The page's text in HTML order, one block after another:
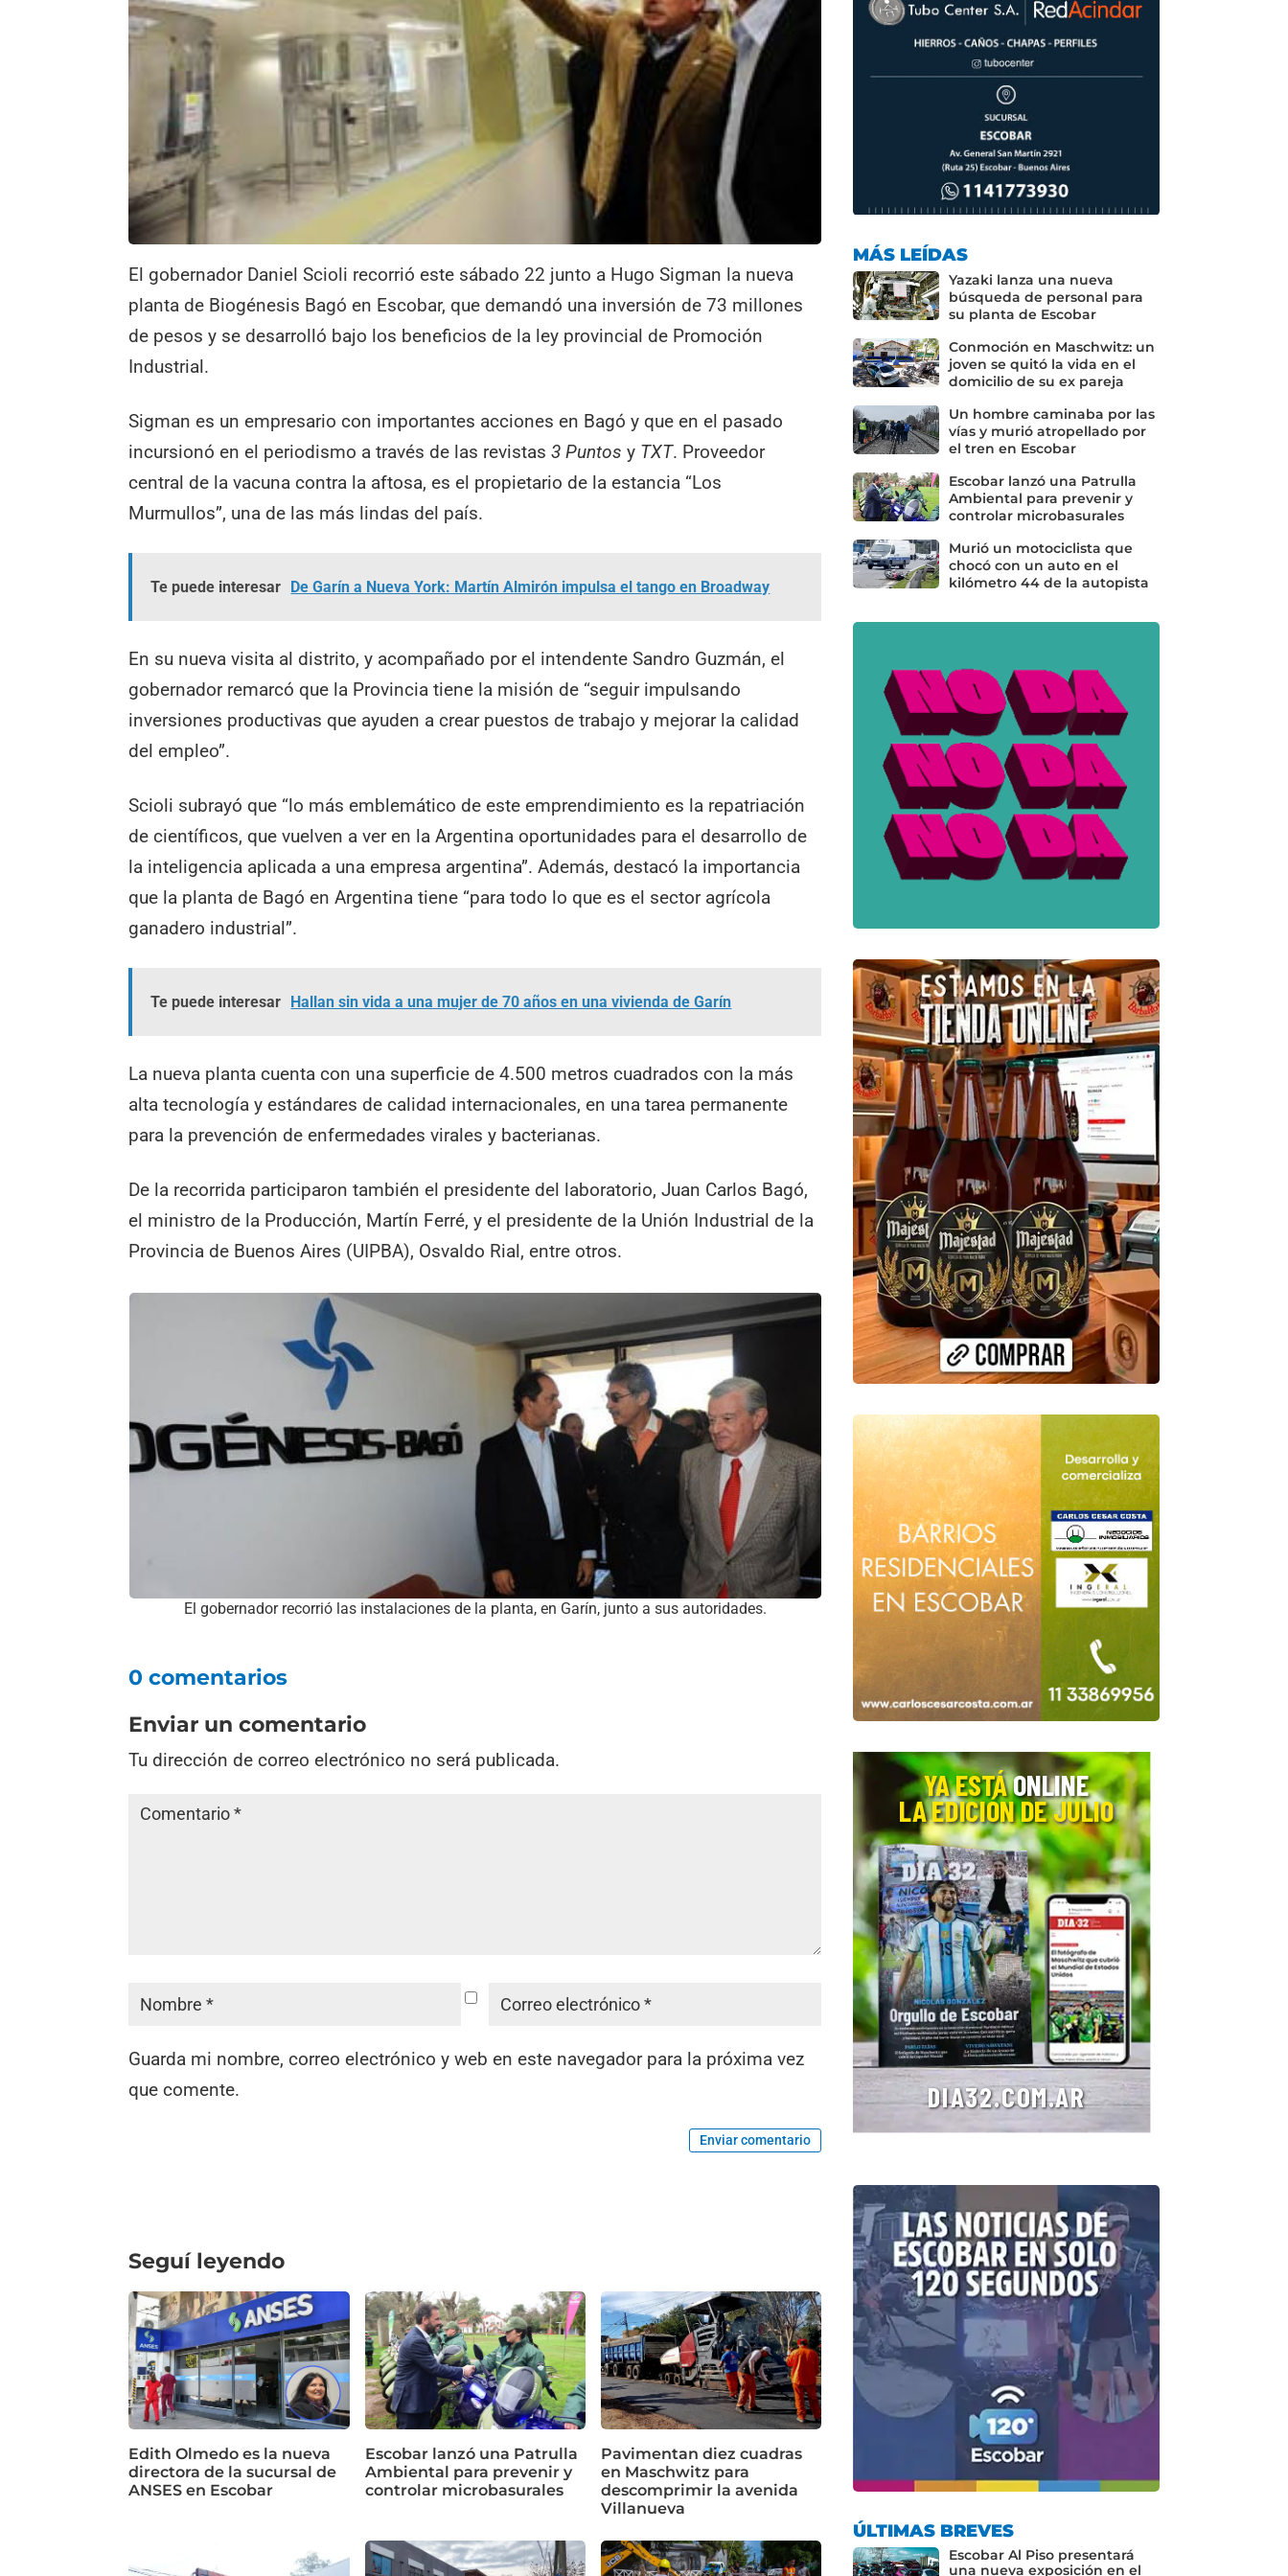
El gobernador Daniel Scioli recorrió este sábado 22 junto a Hugo Sigman la nueva
planta de Biogénesis Bagó en Escobar, que demandó una inversión de 73 millones
de pesos y se desarrolló bajo los beneficios de la ley provincial de Promoción
Industrial.
Sigman es un empresario con importantes acciones en Bagó y que en el pasado
incursionó en el periodismo a través de las revistas3 Puntos y TXT. Proveedor
central de la vacuna contra la aftosa, es el propietario de la estancia “Los
Murmullos”, una de las más lindas del país.
Te puede interesar De Garín a Nueva York: Martín Almirón impulsa el tango en Broadway
En su nueva visita al distrito, y acompañado por el intendente Sandro Guzmán, el
gobernador remarcó que la Provincia tiene la misión de “seguir impulsando
inversiones productivas que ayuden a crear puestos de trabajo y mejorar la calidad
del empleo”.
Scioli subrayó que “lo más emblemático de este emprendimiento es la repatriación
de científicos, que vuelven a ver en la Argentina oportunidades para el desarrollo de
la inteligencia aplicada a una empresa argentina”. Además, destacó la importancia
que la planta de Bagó en Argentina tiene “para todo lo que es el sector agrícola
ganadero industrial”.
Te puede interesar Hallan sin vida a una mujer de 70 años en una vivienda de Garín
La nueva planta cuenta con una superficie de 4.500 metros cuadrados con la más
alta tecnología y estándares de calidad internacionales, en una tarea permanente
para la prevención de enfermedades virales y bacterianas.
De la recorrida participaron también el presidente del laboratorio, Juan Carlos Bagó,
el ministro de la Producción, Martín Ferré, y el presidente de la Unión Industrial de la
Provincia de Buenos Aires (UIPBA), Osvaldo Rial, entre otros.
El gobernador recorrió las instalaciones de la planta, en Garín, junto a sus autoridades.
0 comentarios
Enviar un comentario
Tu dirección de correo electrónico no será publicada.
Guarda mi nombre, correo electrónico y web en este navegador para la próxima vez
que comente.
Enviar comentario
Seguí leyendo
Edith Olmedo es la nueva
directora de la sucursal de
ANSES en Escobar
Escobar lanzó una Patrulla
Ambiental para prevenir y
controlar microbasurales
Pavimentan diez cuadras
en Maschwitz para
descomprimir la avenida
Villanueva
MÁS LEÍDAS
Yazaki lanza una nueva
búsqueda de personal para
su planta de Escobar
Conmoción en Maschwitz: un
joven se quitó la vida en el
domicilio de su ex pareja
Un hombre caminaba por las
vías y murió atropellado por
el tren en Escobar
Escobar lanzó una Patrulla
Ambiental para prevenir y
controlar microbasurales
Murió un motociclista que
chocó con un auto en el
kilómetro 44 de la autopista
ÚLTIMAS BREVES
Escobar Al Piso presentará
una nueva exposición en el